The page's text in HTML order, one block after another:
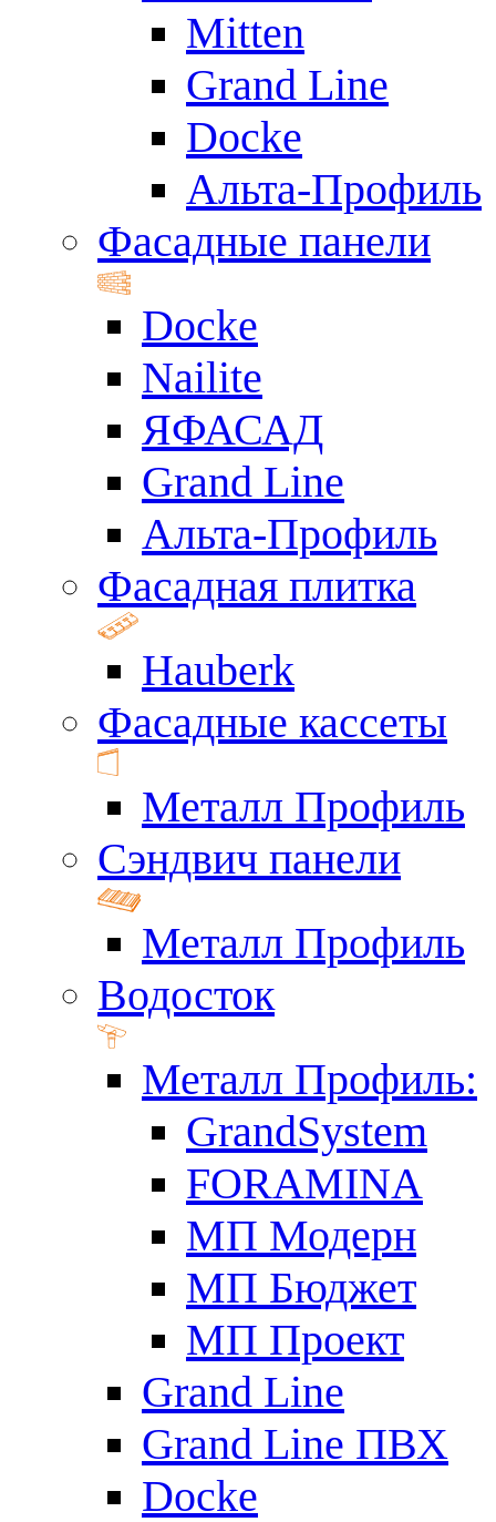
Mitten
Grand Line
Docke
Альта-Профиль
Фасадные панели
Docke
Nailite
ЯФАСАД
Grand Line
Альта-Профиль
Фасадная плитка
Hauberk
Фасадные кассеты
Металл Профиль
Сэндвич панели
Металл Профиль
Водосток
Металл Профиль:
GrandSystem
FORAMINA
МП Модерн
МП Бюджет
МП Проект
Grand Line
Grand Line ПВХ
Docke